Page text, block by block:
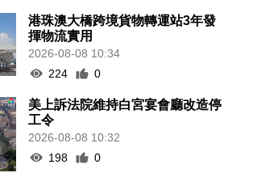
港珠澳大橋跨境貨物轉運站3年發
揮物流實用
2026-08-08 10:34
224
0
美上訴法院維持白宮宴會廳改造停
工令
2026-08-08 10:32
198
0